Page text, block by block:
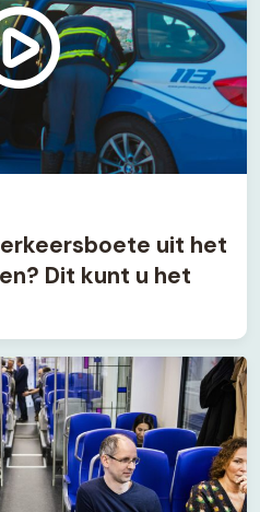
uit het
Dit kunt u het